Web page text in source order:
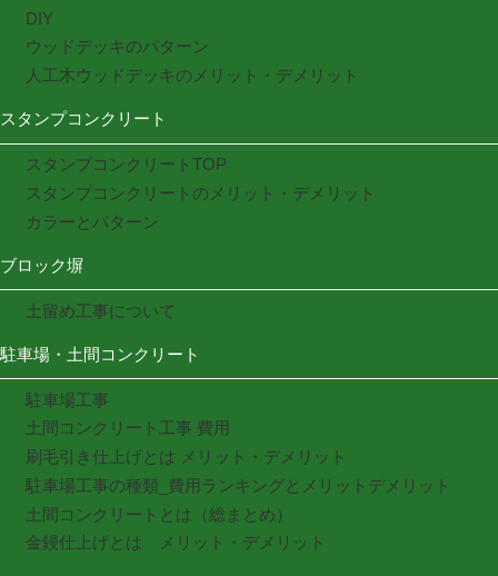
DIY
ウッドデッキのパターン
人工木ウッドデッキのメリット・デメリット
スタンプコンクリート
スタンプコンクリートTOP
スタンプコンクリートのメリット・デメリット
カラーとパターン
ブロック塀
土留め工事について
駐車場・土間コンクリート
駐車場工事
土間コンクリート工事 費用
刷毛引き仕上げとは メリット・デメリット
駐車場工事の種類_費用ランキングとメリットデメリット
土間コンクリートとは（総まとめ）
金鏝仕上げとは メリット・デメリット